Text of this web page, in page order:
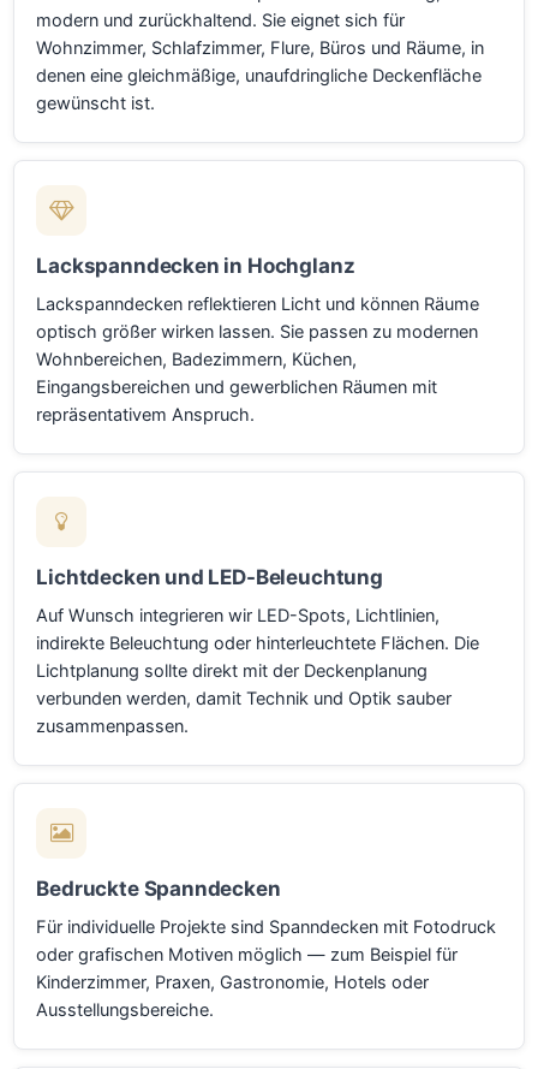
modern und zurückhaltend. Sie eignet sich für
Wohnzimmer, Schlafzimmer, Flure, Büros und Räume, in
denen eine gleichmäßige, unaufdringliche Deckenfläche
gewünscht ist.
Lackspanndecken in Hochglanz
Lackspanndecken reflektieren Licht und können Räume
optisch größer wirken lassen. Sie passen zu modernen
Wohnbereichen, Badezimmern, Küchen,
Eingangsbereichen und gewerblichen Räumen mit
repräsentativem Anspruch.
Lichtdecken und LED-Beleuchtung
Auf Wunsch integrieren wir LED-Spots, Lichtlinien,
indirekte Beleuchtung oder hinterleuchtete Flächen. Die
Lichtplanung sollte direkt mit der Deckenplanung
verbunden werden, damit Technik und Optik sauber
zusammenpassen.
Bedruckte Spanndecken
Für individuelle Projekte sind Spanndecken mit Fotodruck
oder grafischen Motiven möglich — zum Beispiel für
Kinderzimmer, Praxen, Gastronomie, Hotels oder
Ausstellungsbereiche.